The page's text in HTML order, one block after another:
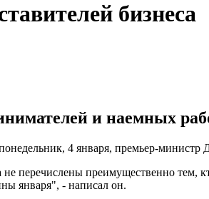
бизнеса
и наемных
4 января, премьер-
перечислены преимущественно тем,
января", - написал он.